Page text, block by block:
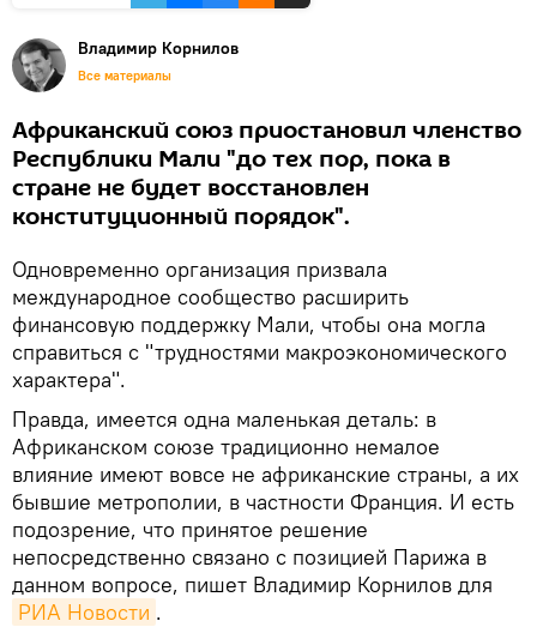
Владимир Корнилов
Все материалы
Африканский союз приостановил членство
Республики Мали "до тех пор, пока в
стране не будет восстановлен
конституционный порядок".
Одновременно организация призвала
международное сообщество расширить
финансовую поддержку Мали, чтобы она могла
справиться с "трудностями макроэкономического
характера".
Правда, имеется одна маленькая деталь: в
Африканском союзе традиционно немалое
влияние имеют вовсе не африканские страны, а их
бывшие метрополии, в частности Франция. И есть
подозрение, что принятое решение
непосредственно связано с позицией Парижа в
данном вопросе, пишет Владимир Корнилов для
РИА Новости .